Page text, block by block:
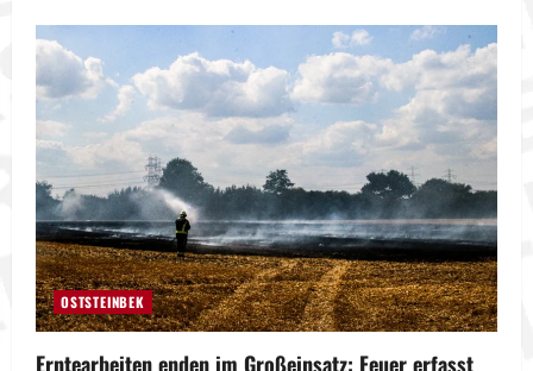
OSTSTEINBEK
Erntearbeiten enden im Großeinsatz: Feuer erfasst